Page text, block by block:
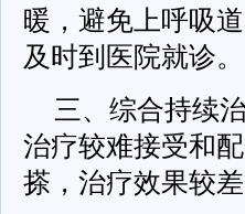
暖，避免上呼吸
及时到医院就诊。
三、综合持续
治疗较难接受和
搽，治疗效果较差